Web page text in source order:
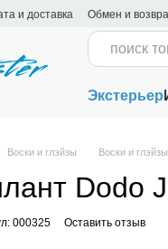
и доставка Обмен и
Экстерьер
Воски и глэйзы Воски и
Dodo
000325 Оставить отзыв